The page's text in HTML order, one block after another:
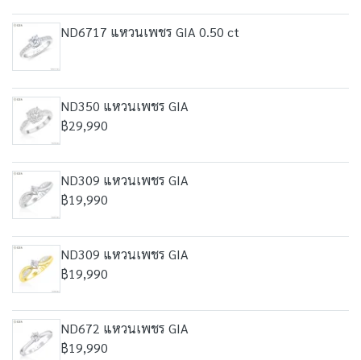
ND6717 แหวนเพชร GIA 0.50 ct
ND350 แหวนเพชร GIA
฿29,990
ND309 แหวนเพชร GIA
฿19,990
ND309 แหวนเพชร GIA
฿19,990
ND672 แหวนเพชร GIA
฿19,990